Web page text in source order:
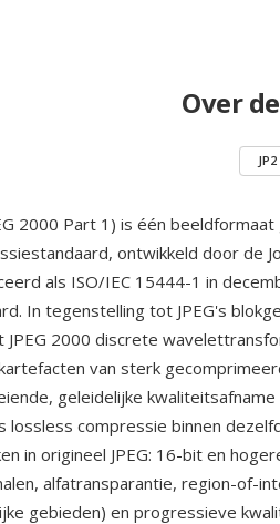
Over
JP2
2000 Part 1) is één
ontwikkeld door de
als ISO/IEC 15444-1 in
In tegenstelling tot JPEG's
JPEG 2000 discrete
van sterk
geleidelijke
lossless compressie binnen
in origineel JPEG: 16-bit en
alfatransparantie, region-of-
gebieden) en progressieve